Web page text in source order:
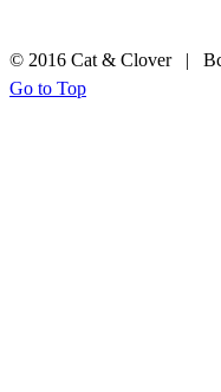
© 2016 Cat & Clover |
Go to Top